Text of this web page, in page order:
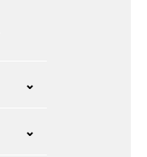
⌄
⌄